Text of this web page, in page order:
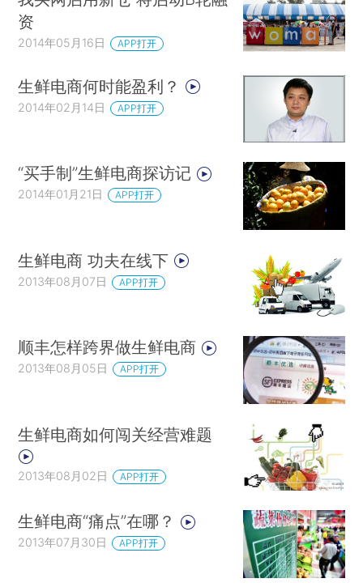
资
2014年05月16日 APP打开
生鲜电商何时能盈利？
2014年02月14日 APP打开
“买手制”生鲜电商探访记
2014年01月21日 APP打开
生鲜电商 功夫在线下
2013年08月07日 APP打开
顺丰怎样跨界做生鲜电商
2013年08月05日 APP打开
生鲜电商如何闯关经营难题
2013年08月02日 APP打开
生鲜电商“痛点”在哪？
2013年07月30日 APP打开